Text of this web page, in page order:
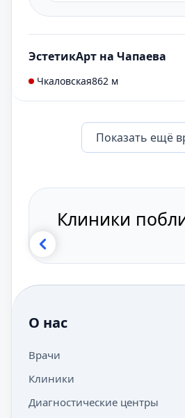
ЭстетикАрт на Чапаева
Чкаловская862 м
Показать eщё
Клиники
О нас
Врачи
Клиники
Диагностические центры